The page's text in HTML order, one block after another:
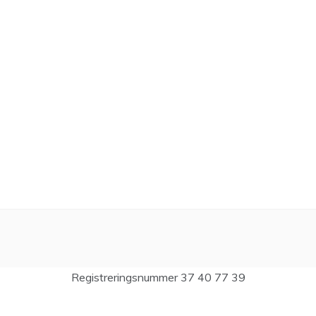
Registreringsnummer 37 40 77 39